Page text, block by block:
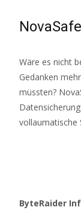
Wäre es nicht
Gedanken
müssten?
vollaumatische
ByteRaider